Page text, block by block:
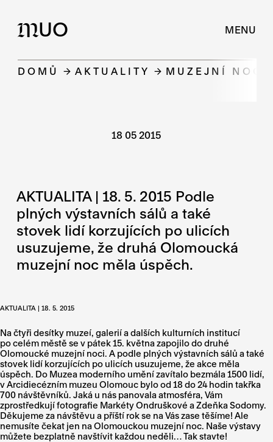
MUO MENU
DOMŮ AKTUALITY MUZEJNÍ NOC
18 05 2015
AKTUALITA | 18. 5. 2015 Podle
plných výstavních sálů a také
stovek lidí korzujících po ulicích
usuzujeme, že druhá Olomoucká
muzejní noc měla úspěch.
AKTUALITA | 18. 5. 2015
Na čtyři desítky muzeí, galerií a dalších kulturních institucí
po celém městě se v pátek 15. května zapojilo do druhé
Olomoucké muzejní noci. A podle plných výstavních sálů a také
stovek lidí korzujících po ulicích usuzujeme, že akce měla
úspěch. Do Muzea moderního umění zavítalo bezmála 1500 lidí,
v Arcidiecézním muzeu Olomouc bylo od 18 do 24 hodin takřka
700 návštěvníků. Jaká u nás panovala atmosféra, Vám
zprostředkují fotografie Markéty Ondruškové a Zdeňka Sodomy.
Děkujeme za návštěvu a příští rok se na Vás zase těšíme! Ale
nemusíte čekat jen na Olomouckou muzejní noc. Naše výstavy
můžete bezplatně navštívit každou neděli… Tak stavte!